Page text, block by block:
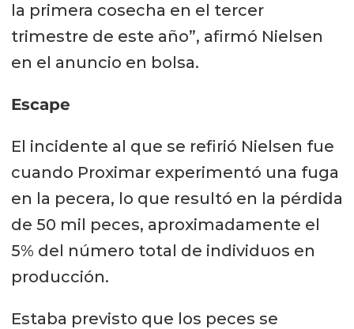
la primera cosecha en el tercer
trimestre de este año”, afirmó Nielsen
en el anuncio en bolsa.
Escape
El incidente al que se refirió Nielsen fue
cuando Proximar experimentó una fuga
en la pecera, lo que resultó en la pérdida
de 50 mil peces, aproximadamente el
5% del número total de individuos en
producción.
Estaba previsto que los peces se